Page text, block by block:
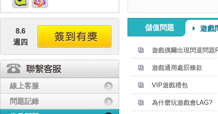
8.6
週四
線上客服
問題記錄
儲值問題 遊戲
遊戲偶爾出現閃退問題
遊戲通用處罰條款
VIP遊戲禮包
為什麼玩遊戲會LAG?